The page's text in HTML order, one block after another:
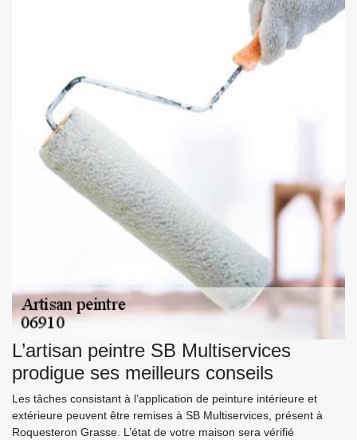
L’artisan peintre SB Multiservices
prodigue ses meilleurs conseils
Les tâches consistant à l’application de peinture intérieure et
extérieure peuvent être remises à SB Multiservices, présent à
Roquesteron Grasse. L’état de votre maison sera vérifié